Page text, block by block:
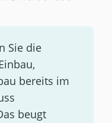
Sie die
bereits im
beugt